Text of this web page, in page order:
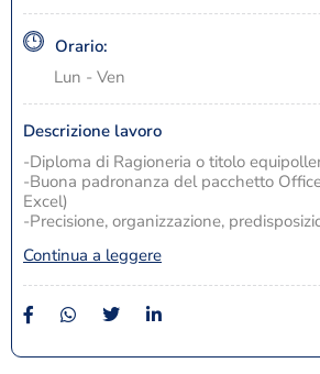
Orario:
Lun - Ven
Descrizione lavoro
-Diploma di Ragioneria o titolo
-Buona padronanza del pacchetto
Excel)
-Precisione, organizzazione,
Continua a leggere